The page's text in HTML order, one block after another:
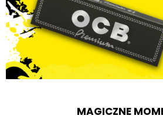
MAGICZNE